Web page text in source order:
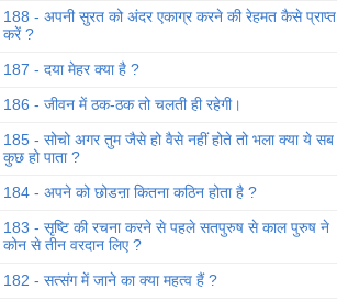
188 - अपनी सुरत को अंदर एकाग्र करने की रेहमत कैसे प्राप्त
करें ?
187 - दया मेहर क्या है ?
186 - जीवन में ठक-ठक तो चलती ही रहेगी।
185 - सोचो अगर तुम जैसे हो वैसे नहीं होते तो भला क्या ये सब
कुछ हो पाता ?
184 - अपने को छोडऩा कितना कठिन होता है ?
183 - सृष्टि की रचना करने से पहले सतपुरुष से काल पुरुष ने
कोन से तीन वरदान लिए ?
182 - सत्संग में जाने का क्या महत्व हैं ?